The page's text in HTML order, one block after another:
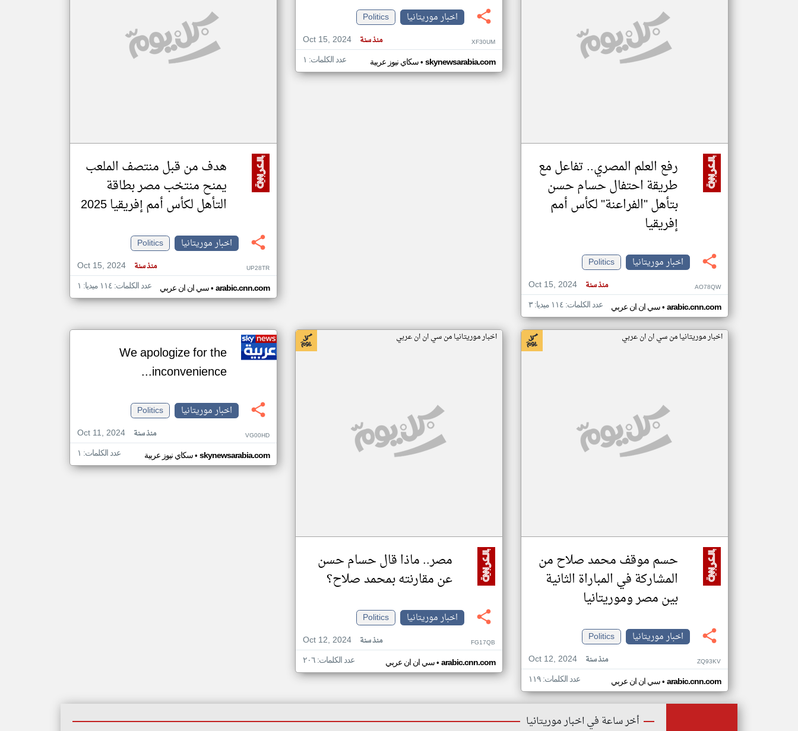
مصادر الأخبار من موريتانيا
رفع العلم المصري.. تفاعل مع
طريقة احتفال حسام حسن
بتأهل "الفراعنة" لكأس أمم
إفريقيا
اخبار موريتانيا
Politics
Oct 15, 2024
منذ سنة AO78QW
سي ان ان عربي• arabic.cnn.com عدد الكلمات: ١١٤ ميديا: ٣
اخبار موريتانيا
Politics
Oct 15, 2024
منذ سنة XF30UM
سكاي نيوز عربية• skynewsarabia.com عدد الكلمات: ١
هدف من قبل منتصف الملعب
يمنح منتخب مصر بطاقة
التأهل لكأس أمم إفريقيا 2025
اخبار موريتانيا
Politics
Oct 15, 2024
منذ سنة UP28TR
سي ان ان عربي• arabic.cnn.com عدد الكلمات: ١١٤ ميديا: ١
اخبار موريتانيا من سي ان ان عربي
حسم موقف محمد صلاح من
المشاركة في المباراة الثانية
بين مصر وموريتانيا
اخبار موريتانيا
Politics
Oct 12, 2024
منذ سنة ZQ93KV
سي ان ان عربي• arabic.cnn.com عدد الكلمات: ١١٩
اخبار موريتانيا من سي ان ان عربي
مصر.. ماذا قال حسام حسن
عن مقارنته بمحمد صلاح؟
اخبار موريتانيا
Politics
Oct 12, 2024
منذ سنة FG17QB
سي ان ان عربي• arabic.cnn.com عدد الكلمات: ٢٠٦
We apologize for the
inconvenience...
اخبار موريتانيا
Politics
Oct 11, 2024
منذ سنة VG00HD
سكاي نيوز عربية• skynewsarabia.com عدد الكلمات: ١
أخر ساعة في اخبار موريتانيا